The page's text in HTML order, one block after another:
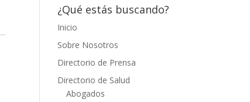
¿Qué estás buscando?
Inicio
Sobre Nosotros
Directorio de Prensa
Directorio de Salud
Abogados